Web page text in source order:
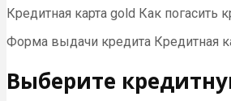
Кредитная карта gold Как погасить
Форма выдачи кредита Кредитная
Выберите